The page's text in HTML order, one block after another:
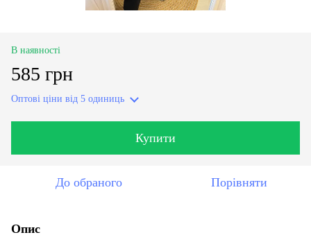
В наявності
585 грн
Оптові ціни від 5 одиниць
Купити
До обраного Порівняти
Опис